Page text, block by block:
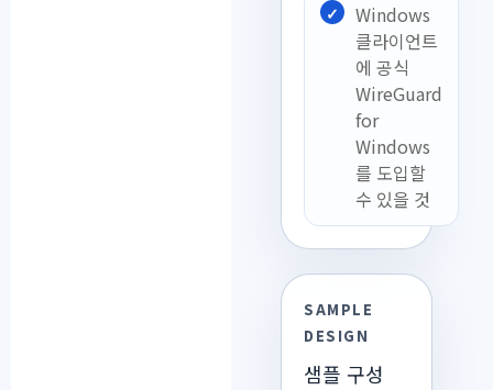
Windows
클라이언트
에 공식
WireGuard
for
Windows
를 도입할
수 있을 것
SAMPLE
DESIGN
샘플 구성